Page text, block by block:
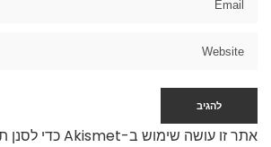
אתר זו עושה שימוש ב-Akismet כדי לסנן תגובות זבל.